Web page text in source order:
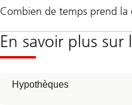
Combien de temps prend la
En savoir plus
Hypothèques